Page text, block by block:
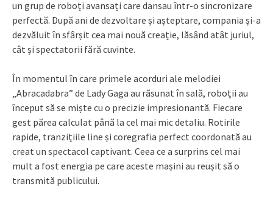
un grup de roboți avansați care dansau într-o sincronizare
perfectă. După ani de dezvoltare și așteptare, compania și-a
dezvăluit în sfârșit cea mai nouă creație, lăsând atât juriul,
cât și spectatorii fără cuvinte.
În momentul în care primele acorduri ale melodiei
„Abracadabra” de Lady Gaga au răsunat în sală, roboții au
început să se miște cu o precizie impresionantă. Fiecare
gest părea calculat până la cel mai mic detaliu. Rotirile
rapide, tranzițiile line și coregrafia perfect coordonată au
creat un spectacol captivant. Ceea ce a surprins cel mai
mult a fost energia pe care aceste mașini au reușit să o
transmită publicului.